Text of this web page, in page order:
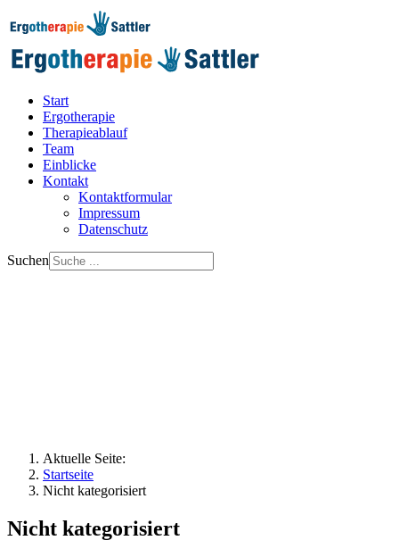
Start
Ergotherapie
Therapieablauf
Team
Einblicke
Kontakt
Kontaktformular
Impressum
Datenschutz
Suchen
Aktuelle Seite:
Startseite
Nicht kategorisiert
Nicht kategorisiert